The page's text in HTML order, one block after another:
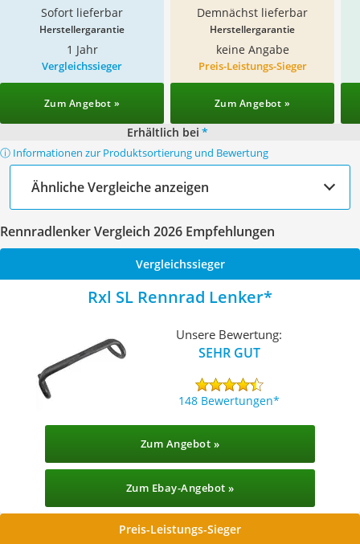
Sofort lieferbar Demnächst lieferbar
Herstellergarantie
1 Jahr
Herstellergarantie
keine Angabe
Vergleichssieger
Zum Angebot »
Preis-Leistungs-Sieger
Zum Angebot »
Erhältlich bei *
ⓘ Informationen zur Produktsortierung und Bewertung
Ähnliche Vergleiche anzeigen
Rennradlenker Vergleich 2026 Empfehlungen
Vergleichssieger
Rxl SL Rennrad Lenker
Unsere Bewertung:
SEHR GUT
148 Bewertungen
Zum Angebot »
Zum Ebay-Angebot »
Preis-Leistungs-Sieger